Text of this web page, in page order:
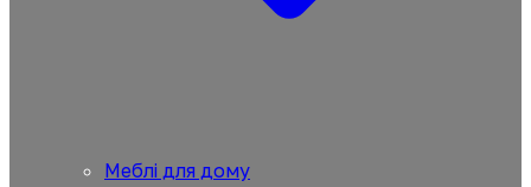
Меблі для дому